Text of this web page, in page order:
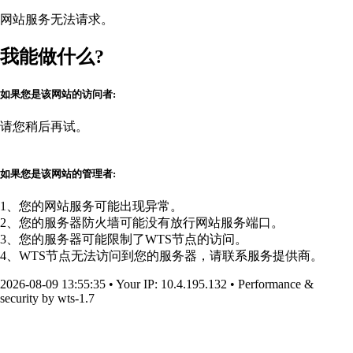
网站服务无法请求。
我能做什么?
如果您是该网站的访问者:
请您稍后再试。
如果您是该网站的管理者:
1、您的网站服务可能出现异常。
2、您的服务器防火墙可能没有放行网站服务端口。
3、您的服务器可能限制了WTS节点的访问。
4、WTS节点无法访问到您的服务器，请联系服务提供商。
2026-08-09 13:55:35 • Your IP: 10.4.195.132 • Performance &
security by wts-1.7